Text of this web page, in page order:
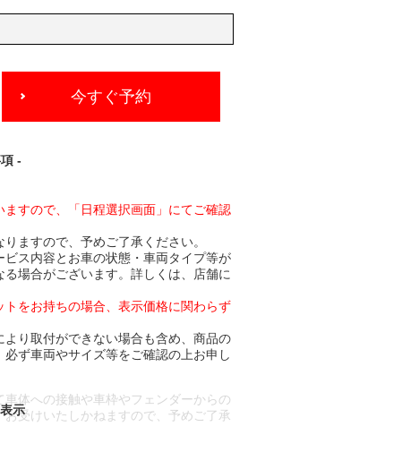
今すぐ予約
-
すので、「日程選択画面」にてご確認
ますので、予めご了承ください。
ス内容とお車の状態・車両タイプ等が
場合がございます。詳しくは、店舗に
をお持ちの場合、表示価格に関わらず
り取付ができない場合も含め、商品の
ず車両やサイズ等をご確認の上お申し
体への接触や車枠やフェンダーからの
受けいたしかねますので、予めご了承